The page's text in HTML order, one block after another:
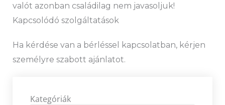
valót azonban családilag nem javasoljuk!
Kapcsolódó szolgáltatások
Ha kérdése van a bérléssel kapcsolatban, kérjen
személyre szabott ajánlatot.
Kategóriák